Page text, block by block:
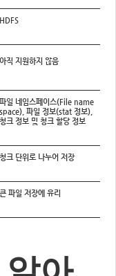
HDFS
아직 지원하지 않음
파일 네임스페이스(File name
space), 파일 정보(stat 정보),
청크 정보 및 청크 할당 정보
청크 단위로 나누어 저장
큰 파일 저장에 유리